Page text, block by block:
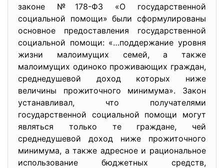
законе №178-ФЗ «О государственной
социальной помощи» были сформулированы
основное предоставления государственной
социальной помощи: «…поддержание уровня
жизни малоимущих семей, а также
малоимущих одиноко проживающих граждан,
среднедушевой доход которых ниже
величины прожиточного минимума». Закон
устанавливал, что получателями
государственной социальной помощи могут
являться только те граждане, чей
среднедушевой доход ниже прожиточного
минимума, а также адресное и рациональное
использование бюджетных средств,